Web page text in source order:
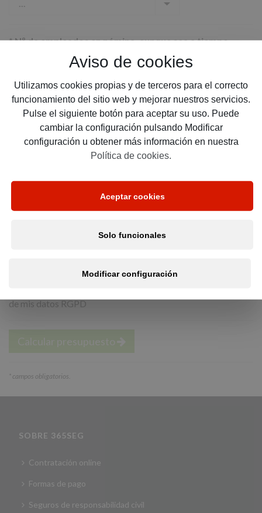
Aviso de cookies
Utilizamos cookies propias y de terceros para el correcto
funcionamiento del sitio web y mejorar nuestros servicios.
Pulse el siguiente botón para aceptar su uso. Puede
cambiar la configuración pulsando Modificar
configuración u obtener más información en nuestra
Política de cookies.
Aceptar cookies
Solo funcionales
Modificar configuración
*Nº de empleados en nómina, aunque sea a tiempo
Provincia:
de mis datos RGPD
Calcular presupuesto
* campos obligatorios.
SOBRE 365SEG
Contratación online
Formas de pago
Seguros de responsabilidad civil